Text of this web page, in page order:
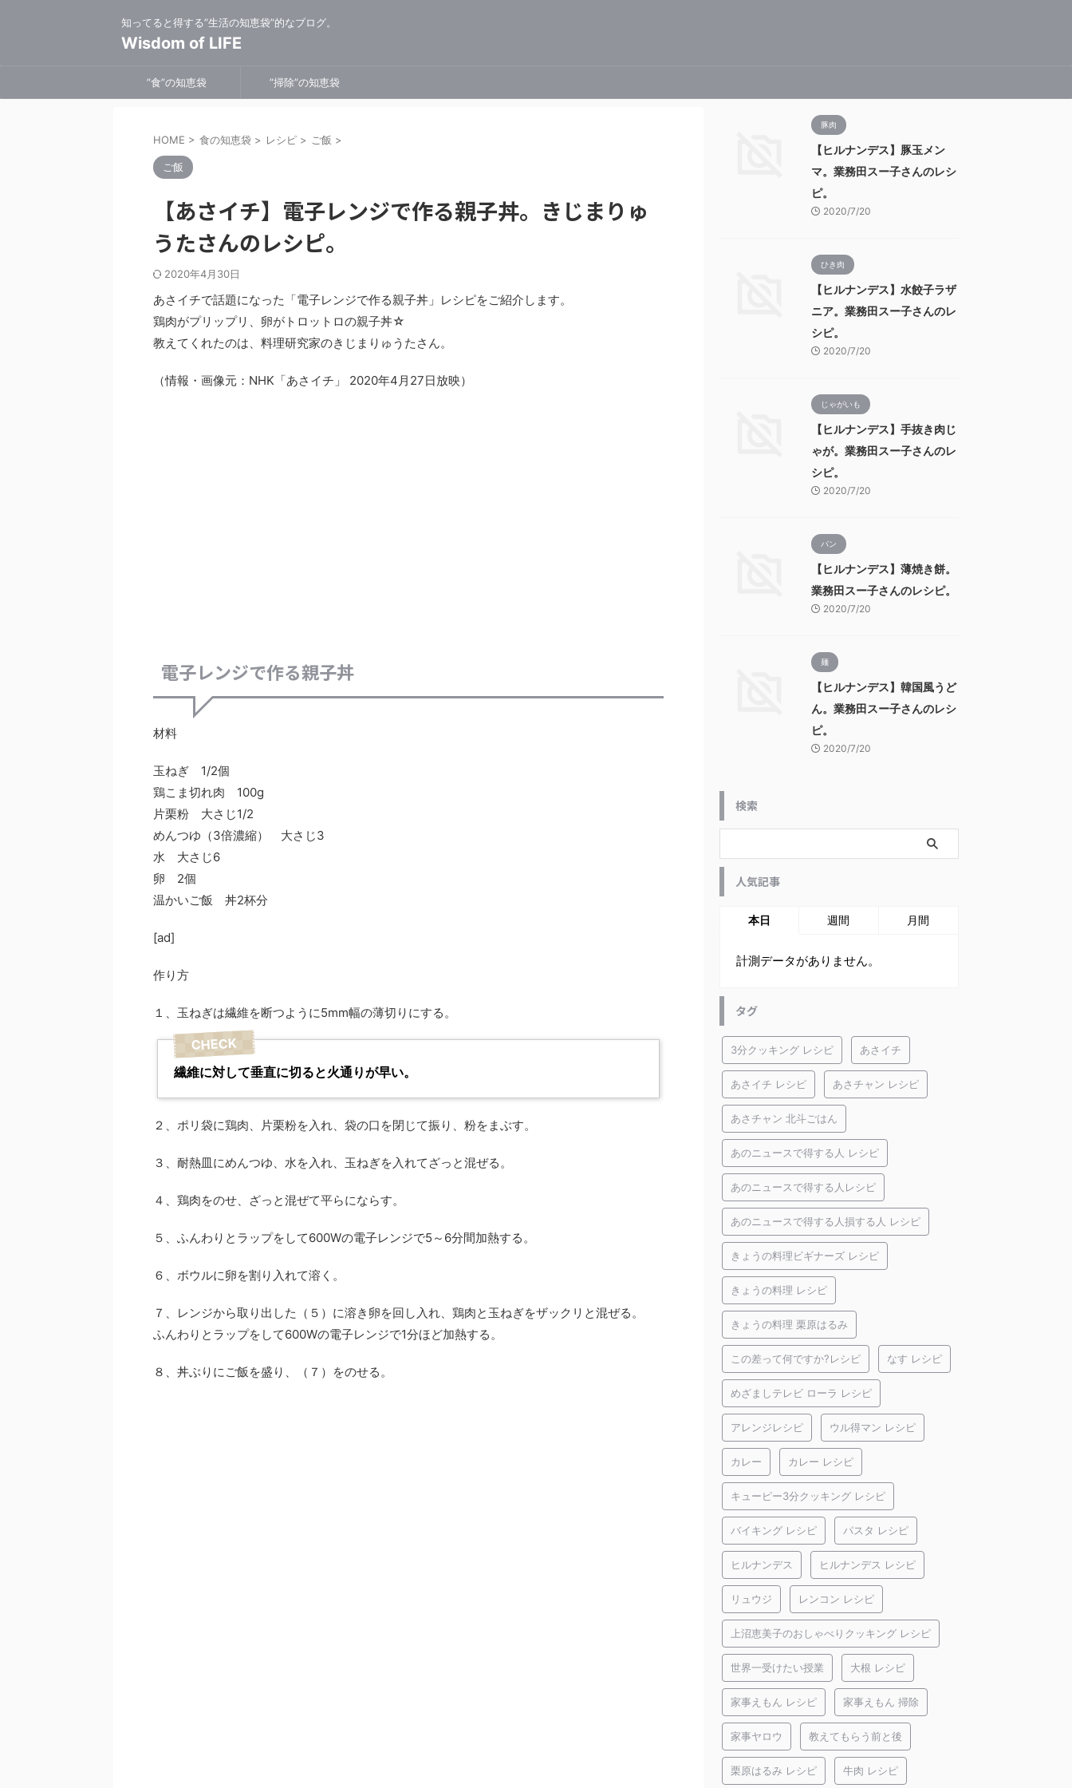
知ってると得する”生活の知恵袋”的なブログ。
Wisdom of LIFE
”食”の知恵袋 ”掃除”の知恵袋
HOME > 食の知恵袋 > レシピ > ご飯 >
ご飯
【あさイチ】電子レンジで作る親子丼。きじまりゅ
うたさんのレシピ。
2020年4月30日
あさイチで話題になった「電子レンジで作る親子丼」レシピをご紹介します。
鶏肉がプリップリ、卵がトロットロの親子丼☆
教えてくれたのは、料理研究家のきじまりゅうたさん。
（情報・画像元：NHK「あさイチ」 2020年4月27日放映）
電子レンジで作る親子丼
材料
玉ねぎ 1/2個
鶏こま切れ肉 100g
片栗粉 大さじ1/2
めんつゆ（3倍濃縮） 大さじ3
水 大さじ6
卵 2個
温かいご飯 丼2杯分
[ad]
作り方
１、玉ねぎは繊維を断つように5mm幅の薄切りにする。
繊維に対して垂直に切ると火通りが早い。
２、ポリ袋に鶏肉、片栗粉を入れ、袋の口を閉じて振り、粉をまぶす。
３、耐熱皿にめんつゆ、水を入れ、玉ねぎを入れてざっと混ぜる。
４、鶏肉をのせ、ざっと混ぜて平らにならす。
５、ふんわりとラップをして600Wの電子レンジで5～6分間加熱する。
６、ボウルに卵を割り入れて溶く。
７、レンジから取り出した（５）に溶き卵を回し入れ、鶏肉と玉ねぎをザックリと混ぜる。
ふんわりとラップをして600Wの電子レンジで1分ほど加熱する。
８、丼ぶりにご飯を盛り、（７）をのせる。
豚肉
【ヒルナンデス】豚玉メン
マ。業務田スー子さんのレシ
ピ。
2020/7/20
ひき肉
【ヒルナンデス】水餃子ラザ
ニア。業務田スー子さんのレ
シピ。
2020/7/20
じゃがいも
【ヒルナンデス】手抜き肉じ
ゃが。業務田スー子さんのレ
シピ。
2020/7/20
パン
【ヒルナンデス】薄焼き餅。
業務田スー子さんのレシピ。
2020/7/20
麺
【ヒルナンデス】韓国風うど
ん。業務田スー子さんのレシ
ピ。
2020/7/20
検索
人気記事
本日 週間 月間
計測データがありません。
タグ
3分クッキング レシピ あさイチ
あさイチ レシピ あさチャン レシピ
あさチャン 北斗ごはん
あのニュースで得する人 レシピ
あのニュースで得する人レシピ
あのニュースで得する人損する人 レシピ
きょうの料理ビギナーズ レシピ
きょうの料理 レシピ
きょうの料理 栗原はるみ
この差って何ですか?レシピ なす レシピ
めざましテレビ ローラ レシピ
アレンジレシピ ウル得マン レシピ
カレー カレー レシピ
キューピー3分クッキング レシピ
バイキング レシピ パスタ レシピ
ヒルナンデス ヒルナンデス レシピ
リュウジ レンコン レシピ
上沼恵美子のおしゃべりクッキング レシピ
世界一受けたい授業 大根 レシピ
家事えもん レシピ 家事えもん 掃除
家事ヤロウ 教えてもらう前と後
栗原はるみ レシピ 牛肉 レシピ